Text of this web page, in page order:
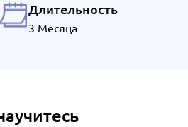
Длительность
3 Месяца